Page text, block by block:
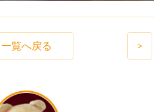
一覧へ戻る >